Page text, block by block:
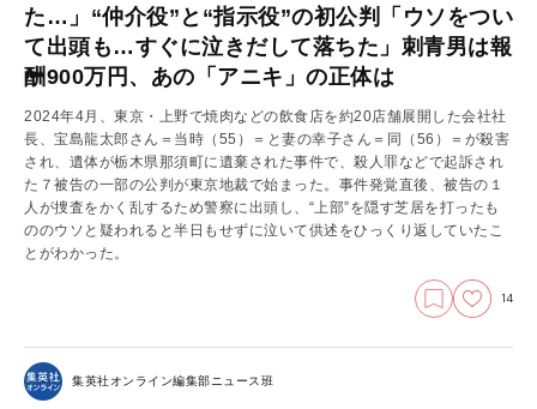
た…」“仲介役”と“指示役”の初公判「ウソをつい
て出頭も…すぐに泣きだして落ちた」刺青男は報
酬900万円、あの「アニキ」の正体は
2024年4月、東京・上野で焼肉などの飲食店を約20店舗展開した会社社
長、宝島龍太郎さん＝当時（55）＝と妻の幸子さん＝同（56）＝が殺害
され、遺体が栃木県那須町に遺棄された事件で、殺人罪などで起訴され
た７被告の一部の公判が東京地裁で始まった。事件発覚直後、被告の１
人が捜査をかく乱するため警察に出頭し、“上部”を隠す芝居を打ったも
ののウソと疑われると半日もせずに泣いて供述をひっくり返していたこ
とがわかった。
14
集英社オンライン編集部ニュース班